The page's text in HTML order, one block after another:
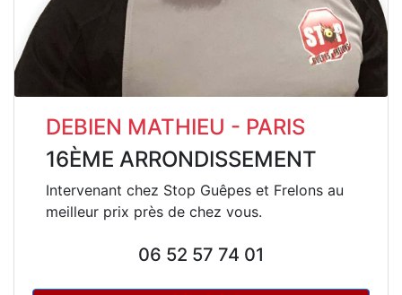
DEBIEN MATHIEU - PARIS
16ÈME ARRONDISSEMENT
Intervenant chez Stop Guêpes et Frelons au
meilleur prix près de chez vous.
06 52 57 74 01